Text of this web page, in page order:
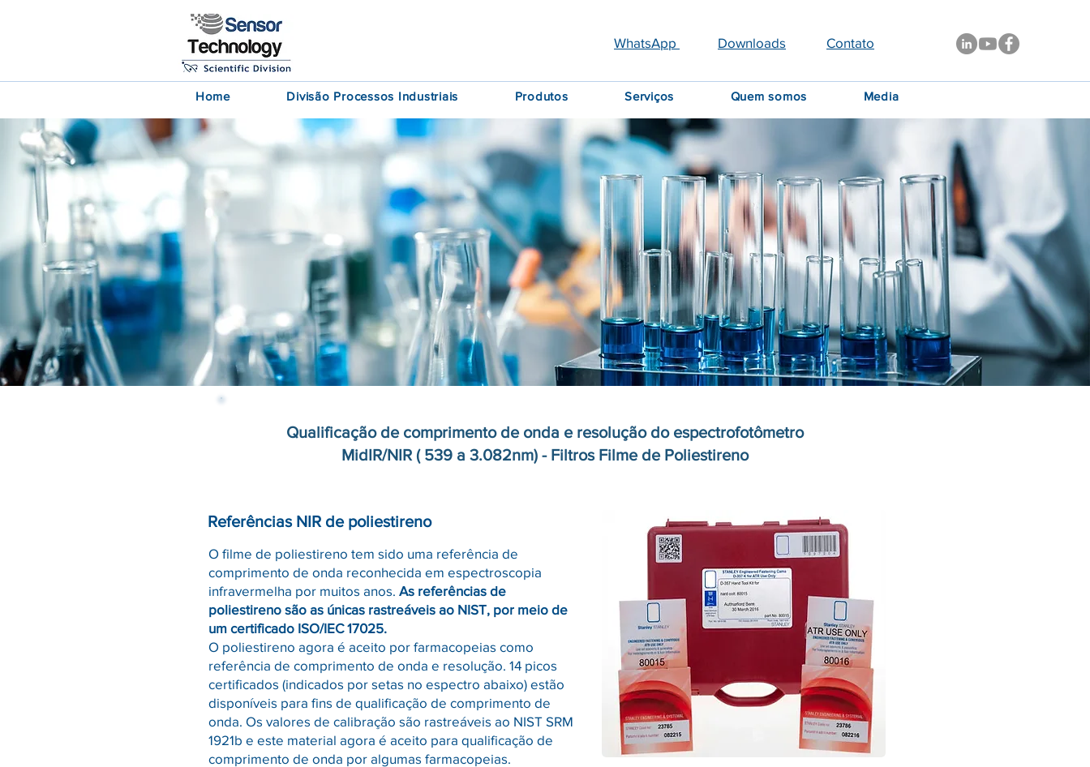
WhatsApp Downloads Contato
Home Divisão Processos Industriais Produtos Serviços Quem somos Media
Qualificação de comprimento de onda e resolução do espectrofotômetro
MidIR/NIR ( 539 a 3.082nm) - Filtros Filme de Poliestireno
Referências NIR de poliestireno
O filme de poliestireno tem sido uma referência de
comprimento de onda reconhecida em espectroscopia
infravermelha por muitos anos. As referências de
poliestireno são as únicas rastreáveis ​​ao NIST, por meio de
um certificado ISO/IEC 17025.
O poliestireno agora é aceito por farmacopeias como
referência de comprimento de onda e resolução. 14 picos
certificados (indicados por setas no espectro abaixo) estão
disponíveis para fins de qualificação de comprimento de
onda. Os valores de calibração são rastreáveis ​​ao NIST SRM
1921b e este material agora é aceito para qualificação de
comprimento de onda por algumas farmacopeias.